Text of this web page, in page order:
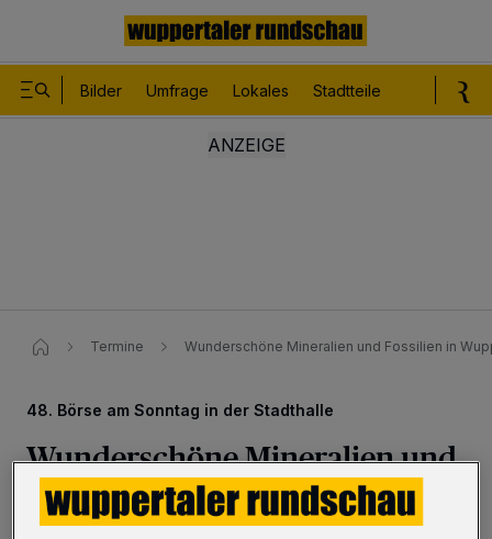
Bilder Umfrage Lokales Stadtteile
Termine Wunderschöne Mineralien und Fossilien in
48. Börse am Sonntag in der Stadthalle
Wunderschöne Mineralien und
Fossilien